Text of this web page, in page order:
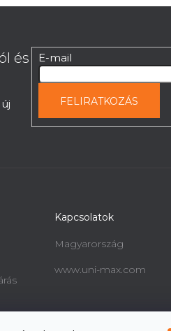
és
E-mail
FELIRATKOZÁS
Kapcsolatok
Magyarország
www.uni-max.com